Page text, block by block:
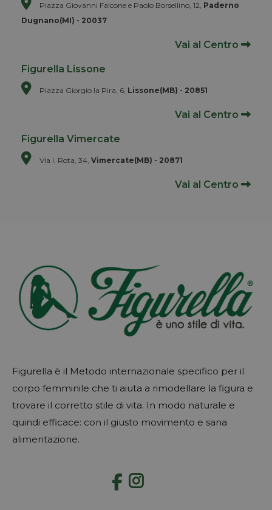
Piazza Giovanni Falcone e Paolo Borsellino, 12, Paderno
Dugnano(MI) - 20037
Vai al Centro
Figurella Lissone
Piazza Giorgio la Pira, 6, Lissone(MB) - 20851
Vai al Centro
Figurella Vimercate
Via I. Rota, 34, Vimercate(MB) - 20871
Vai al Centro
Figurella è il Metodo internazionale specifico per il
corpo femminile che ti aiuta a rimodellare la figura e
trovare il corretto stile di vita. In modo naturale e
quindi efficace: con il giusto movimento e sana
alimentazione.
Instagram